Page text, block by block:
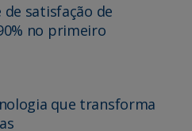
de satisfação de
no primeiro
que transforma